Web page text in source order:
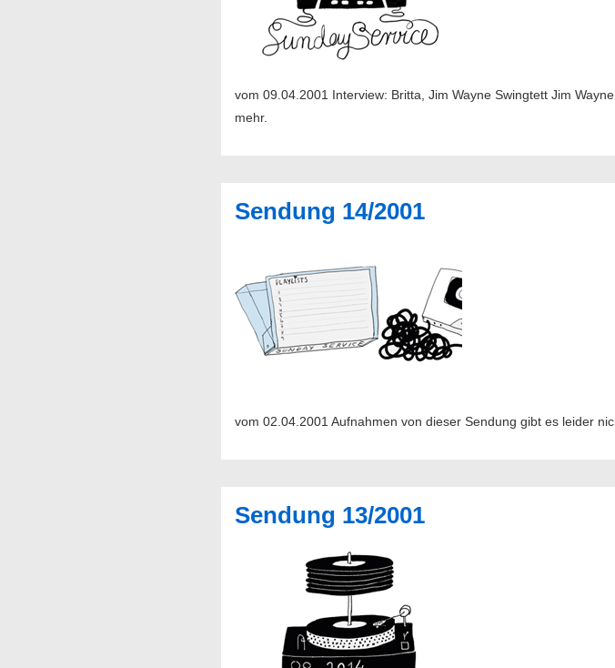
vom 09.04.2001 Interview: Britta, Jim Wayne Swingtett Jim
mehr.
Sendung 14/2001
vom 02.04.2001 Aufnahmen von dieser Sendung gibt es leider
Sendung 13/2001